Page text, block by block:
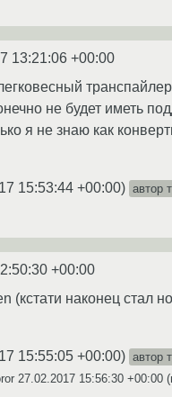
13:21:06 +00:00
не будет иметь
я не знаю как
15:53:44 +00:00) автор
+00:00
(кстати наконец стал
15:55:05 +00:00) автор
27.02.2017 15:56:30 +00:00